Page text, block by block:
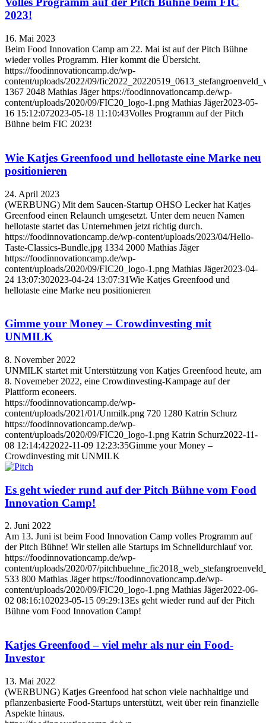
2023!
16. Mai 2023
Beim Food Innovation Camp am 22. Mai ist auf der Pitch Bühne
wieder volles Programm. Hier kommt die Übersicht.
https://foodinnovationcamp.de/wp-
content/uploads/2022/09/
1367 2048 Mathias Jäger https://foodinnovationcamp.de/wp-
content/uploads/2020/09/FIC20_logo-1.png Mathias Jäger2023-05-
16 15:12:072023-05-18 11:10:43Volles Programm auf der Pitch
Bühne beim FIC 2023!
Wie Katjes Greenfood und hellotaste eine Marke neu
positionieren
24. April 2023
(WERBUNG) Mit dem Saucen-Startup OHSO Lecker hat Katjes
Greenfood einen Relaunch umgesetzt. Unter dem neuen Namen
hellotaste startet das Unternehmen jetzt richtig durch.
https://foodinnovationcamp.de/wp-content/uploads/2023/04/Hello-
Taste-Classics-Bundle.jpg 1334 2000 Mathias Jäger
https://foodinnovationcamp.de/wp-
content/uploads/2020/09/FIC20_logo-1.png Mathias Jäger2023-04-
24 13:07:302023-04-24 13:07:31Wie Katjes Greenfood und
hellotaste eine Marke neu positionieren
Gimme your Money – Crowdinvesting mit
UNMILK
8. November 2022
UNMILK startet mit Unterstützung von Katjes Greenfood heute, am
8. Novemeber 2022, eine Crowdinvesting-Kampage auf der
Plattform econeers.
https://foodinnovationcamp.de/wp-
content/uploads/2021/01/Unmilk.png 720 1280 Katrin Schurz
https://foodinnovationcamp.de/wp-
content/uploads/2020/09/FIC20_logo-1.png Katrin Schurz2022-11-
08 12:14:422022-11-09 12:23:35Gimme your Money –
Crowdinvesting mit UNMILK
Es geht wieder rund auf der Pitch Bühne vom Food
Innovation Camp!
2. Juni 2022
Am 13. Juni ist beim Food Innovation Camp volles Programm auf
der Pitch Bühne! Wir stellen alle Startups im Schnelldurchlauf vor.
https://foodinnovationcamp.de/wp-
content/uploads/2020/07/
533 800 Mathias Jäger https://foodinnovationcamp.de/wp-
content/uploads/2020/09/FIC20_logo-1.png Mathias Jäger2022-06-
02 08:16:102023-05-15 09:29:13Es geht wieder rund auf der Pitch
Bühne vom Food Innovation Camp!
Katjes Greenfood – viel mehr als nur ein Food-
Investor
13. Mai 2022
(WERBUNG) Katjes Greenfood hat schon viele nachhaltige und
pflanzenbasierte Food-Startups unterstützt, weit über rein finanzielle
Aspekte hinaus.